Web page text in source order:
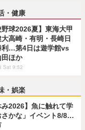
・健康
野球2026夏】東海大甲
高崎・有明・長崎日
利…第4日は遊学館vs
田ほか
Sat 9:52
・娯楽
み2026】魚に触れて学
さかな」イベント8/8…